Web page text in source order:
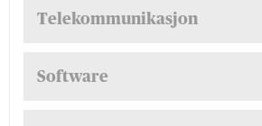
Telekommunikasjon
Software